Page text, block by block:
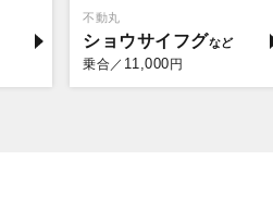
不動丸
ショウサイフグ
乗合／ 11,000 円